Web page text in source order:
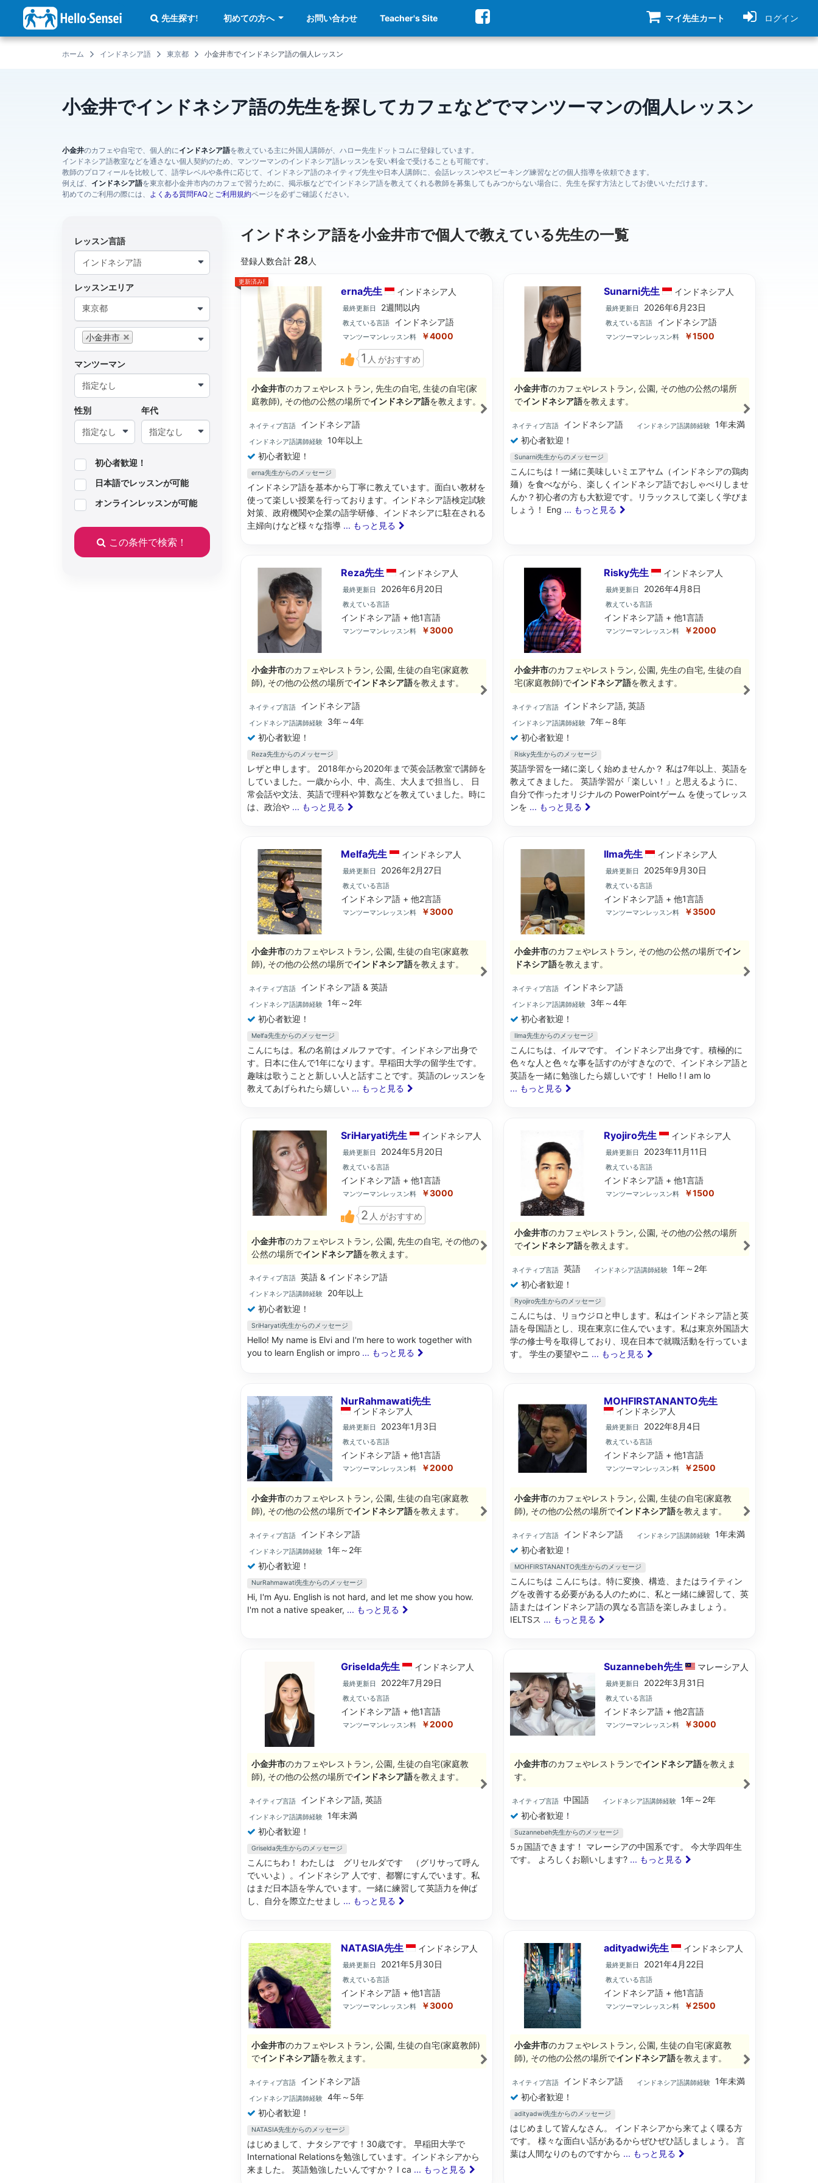
ン
先生探す! 初めての方へ お問い合わせ Teacher's Site マイ先生カート ログイン
ホーム インドネシア語 東京都 小金井市でインドネシア語の個人レッスン
小金井でインドネシア語の先生を探してカフェなどでマンツーマンの個人レッスン
小金井のカフェや自宅で、個人的にインドネシア語を教えている主に外国人講師が、ハロー先生ドットコムに登録しています。
インドネシア語教室などを通さない個人契約のため、マンツーマンのインドネシア語レッスンを安い料金で受けることも可能です。
教師のプロフィールを比較して、語学レベルや条件に応じて、インドネシア語のネイティブ先生や日本人講師に、会話レッスンやスピーキング練習などの個人指導を依頼できます。
例えば、 インドネシア語を東京都小金井市内のカフェで習うために、掲示板などでインドネシア語を教えてくれる教師を募集してもみつからない場合に、先生を探す方法としてお使いいただけます。
初めてのご利用の際には、 よくある質問FAQと ご利用規約ページを必ずご確認ください。
レッスン言語
レッスンエリア
東京都
小金井市
マンツーマン
性別 年代
初心者歓迎！
日本語でレッスンが可能
オンラインレッスンが可能
この条件で検索！
インドネシア語を小金井市で個人で教えている先生の一覧
登録人数合計 28 人
更新済み!
erna先生 インドネシア 人
最終更新日 2週間以内
教えている言語 インドネシア語
マンツーマンレッスン料 ￥4000
1 人 がおすすめ
小金井市のカフェやレストラン, 先生の自宅, 生徒の自宅(家
庭教師), その他の公然の場所でインドネシア語を教えます。
ネイティブ言語 インドネシア語
インドネシア語講師経験
10年以上
初心者歓迎！
erna先生からのメッセージ
インドネシア語を基本から丁寧に教えています。面白い教材を
使って楽しい授業を行っております。インドネシア語検定試験
対策、政府機関や企業の語学研修、インドネシアに駐在される
主婦向けなど様々な指導 ... もっと見る
Sunarni先生 インドネシア 人
最終更新日 2026年6月23日
教えている言語 インドネシア語
マンツーマンレッスン料 ￥1500
小金井市のカフェやレストラン, 公園, その他の公然の場所
でインドネシア語を教えます。
ネイティブ言語 インドネシア語 インドネシア語講師経験
1年未満
初心者歓迎！
Sunarni先生からのメッセージ
こんにちは！一緒に美味しいミエアヤム（インドネシアの鶏肉
麺）を食べながら、楽しくインドネシア語でおしゃべりしませ
んか？初心者の方も大歓迎です。リラックスして楽しく学びま
しょう！ Eng ... もっと見る
Reza先生 インドネシア 人
最終更新日 2026年6月20日
教えている言語
インドネシア語 + 他1言語
マンツーマンレッスン料 ￥3000
小金井市のカフェやレストラン, 公園, 生徒の自宅(家庭教
師), その他の公然の場所でインドネシア語を教えます。
ネイティブ言語 インドネシア語
インドネシア語講師経験
3年～4年
初心者歓迎！
Reza先生からのメッセージ
レザと申します。 2018年から2020年まで英会話教室で講師を
していました。一歳から小、中、高生、大人まで担当し、 日
常会話や文法、英語で理科や算数などを教えていました。時に
は、政治や ... もっと見る
Risky先生 インドネシア 人
最終更新日 2026年4月8日
教えている言語
インドネシア語 + 他1言語
マンツーマンレッスン料 ￥2000
小金井市のカフェやレストラン, 公園, 先生の自宅, 生徒の自
宅(家庭教師)でインドネシア語を教えます。
ネイティブ言語 インドネシア語, 英語
インドネシア語講師経験
7年～8年
初心者歓迎！
Risky先生からのメッセージ
英語学習を一緒に楽しく始めませんか？ 私は7年以上、英語を
教えてきました。 英語学習が「楽しい！」と思えるように、
自分で作ったオリジナルの PowerPointゲーム を使ってレッス
ンを ... もっと見る
Melfa先生 インドネシア 人
最終更新日 2026年2月27日
教えている言語
インドネシア語 + 他2言語
マンツーマンレッスン料 ￥3000
小金井市のカフェやレストラン, 公園, 生徒の自宅(家庭教
師), その他の公然の場所でインドネシア語を教えます。
ネイティブ言語 インドネシア語 & 英語
インドネシア語講師経験
1年～2年
初心者歓迎！
Melfa先生からのメッセージ
こんにちは。私の名前はメルファです。インドネシア出身で
す。日本に住んで1年になります。早稲田大学の留学生です。
趣味は歌うことと新しい人と話すことです。英語のレッスンを
教えてあげられたら嬉しい ... もっと見る
Ilma先生 インドネシア 人
最終更新日 2025年9月30日
教えている言語
インドネシア語 + 他1言語
マンツーマンレッスン料 ￥3500
小金井市のカフェやレストラン, その他の公然の場所でイン
ドネシア語を教えます。
ネイティブ言語 インドネシア語
インドネシア語講師経験
3年～4年
初心者歓迎！
Ilma先生からのメッセージ
こんにちは、イルマです。 インドネシア出身です。積極的に
色々な人と色々な事を話すのがすきなので、インドネシア語と
英語を一緒に勉強したら嬉しいです！ Hello ! I am lo
... もっと見る
SriHaryati先生 インドネシア 人
最終更新日 2024年5月20日
教えている言語
インドネシア語 + 他1言語
マンツーマンレッスン料 ￥3000
2 人 がおすすめ
小金井市のカフェやレストラン, 公園, 先生の自宅, その他の
公然の場所でインドネシア語を教えます。
ネイティブ言語 英語 & インドネシア語
インドネシア語講師経験
20年以上
初心者歓迎！
SriHaryati先生からのメッセージ
Hello! My name is Elvi and I'm here to work together with
you to learn English or impro ... もっと見る
Ryojiro先生 インドネシア 人
最終更新日 2023年11月11日
教えている言語
インドネシア語 + 他1言語
マンツーマンレッスン料 ￥1500
小金井市のカフェやレストラン, 公園, その他の公然の場所
でインドネシア語を教えます。
ネイティブ言語 英語 インドネシア語講師経験
1年～2年
初心者歓迎！
Ryojiro先生からのメッセージ
こんにちは、リョウジロと申します。私はインドネシア語と英
語を母国語とし、現在東京に住んでいます。私は東京外国語大
学の修士号を取得しており、現在日本で就職活動を行っていま
す。 学生の要望やニ ... もっと見る
NurRahmawati先生
インドネシア 人
最終更新日 2023年1月3日
教えている言語
インドネシア語 + 他1言語
マンツーマンレッスン料 ￥2000
小金井市のカフェやレストラン, 公園, 生徒の自宅(家庭教
師), その他の公然の場所でインドネシア語を教えます。
ネイティブ言語 インドネシア語
インドネシア語講師経験
1年～2年
初心者歓迎！
NurRahmawati先生からのメッセージ
Hi, I'm Ayu. English is not hard, and let me show you how.
I'm not a native speaker, ... もっと見る
MOHFIRSTANANTO先生
インドネシア 人
最終更新日 2022年8月4日
教えている言語
インドネシア語 + 他1言語
マンツーマンレッスン料 ￥2500
小金井市のカフェやレストラン, 公園, 生徒の自宅(家庭教
師), その他の公然の場所でインドネシア語を教えます。
ネイティブ言語 インドネシア語 インドネシア語講師経験
1年未満
初心者歓迎！
MOHFIRSTANANTO先生からのメッセージ
こんにちは こんにちは。特に変換、構造、またはライティン
グを改善する必要がある人のために、私と一緒に練習して、英
語またはインドネシア語の異なる言語を楽しみましょう。
IELTSス ... もっと見る
Griselda先生 インドネシア 人
最終更新日 2022年7月29日
教えている言語
インドネシア語 + 他1言語
マンツーマンレッスン料 ￥2000
小金井市のカフェやレストラン, 公園, 生徒の自宅(家庭教
師), その他の公然の場所でインドネシア語を教えます。
ネイティブ言語 インドネシア語, 英語
インドネシア語講師経験
1年未満
初心者歓迎！
Griselda先生からのメッセージ
こんにちわ！ わたしは グリセルダです （グリサって呼ん
でいいよ）。インドネシア 人です、都響にすんでいます。私
はまだ日本語を学んでいます。一緒に練習して英語力を伸ば
し、自分を際立たせまし ... もっと見る
Suzannebeh先生 マレーシア 人
最終更新日 2022年3月31日
教えている言語
インドネシア語 + 他2言語
マンツーマンレッスン料 ￥3000
小金井市のカフェやレストランでインドネシア語を教えま
す。
ネイティブ言語 中国語 インドネシア語講師経験
1年～2年
初心者歓迎！
Suzannebeh先生からのメッセージ
5ヵ国語できます！ マレーシアの中国系です。 今大学四年生
です。 よろしくお願いします? ... もっと見る
NATASIA先生 インドネシア 人
最終更新日 2021年5月30日
教えている言語
インドネシア語 + 他1言語
マンツーマンレッスン料 ￥3000
小金井市のカフェやレストラン, 公園, 生徒の自宅(家庭教師)
でインドネシア語を教えます。
ネイティブ言語 インドネシア語
インドネシア語講師経験
4年～5年
初心者歓迎！
NATASIA先生からのメッセージ
はじめまして、ナタシアです！30歳です。 早稲田大学で
International Relationsを勉強しています。インドネシアから
来ました。 英語勉強したいんですか？ I ca ... もっと見る
adityadwi先生 インドネシア 人
最終更新日 2021年4月22日
教えている言語
インドネシア語 + 他1言語
マンツーマンレッスン料 ￥2500
小金井市のカフェやレストラン, 公園, 生徒の自宅(家庭教
師), その他の公然の場所でインドネシア語を教えます。
ネイティブ言語 インドネシア語 インドネシア語講師経験
1年未満
初心者歓迎！
adityadwi先生からのメッセージ
はじめまして皆んなさん。 インドネシアから来てよく喋る方
です。 様々な面白い話があるからぜひぜひ話しましょう。 言
葉は人間なりのものですから ... もっと見る